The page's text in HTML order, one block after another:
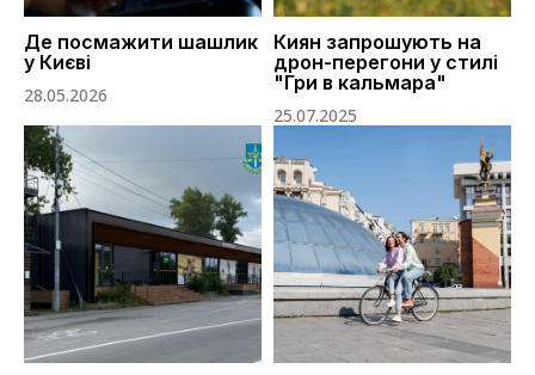
Де посмажити шашлик
у Києві
28.05.2026
Киян запрошують на
дрон-перегони у стилі
"Гри в кальмара"
25.07.2025